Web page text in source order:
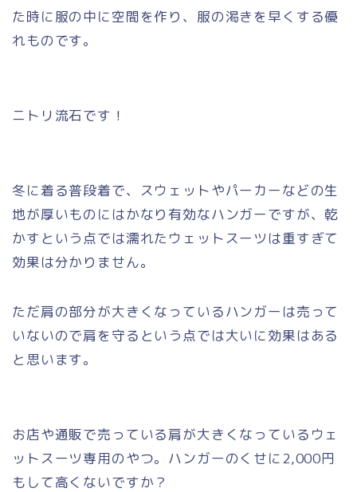
た時に服の中に空間を作り、服の渇きを早くする優
れものです。
ニトリ流石です！
冬に着る普段着で、スウェットやパーカーなどの生
地が厚いものにはかなり有効なハンガーですが、乾
かすという点では濡れたウェットスーツは重すぎて
効果は分かりません。
ただ肩の部分が大きくなっているハンガーは売って
いないので肩を守るという点では大いに効果はある
と思います。
お店や通販で売っている肩が大きくなっているウェ
ットスーツ専用のやつ。ハンガーのくせに2,000円
もして高くないですか？